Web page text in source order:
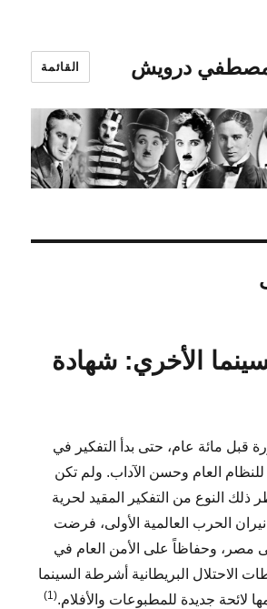
مصطفي درويش القائمة
الأخري: شهادة
قبل مائة عام، حتى بدأ التفكير في
للنظام العام وحسن الآداب. ولم تكن
النوع من التفكير المقيد لحرية
نيران الحرب العالمية الأولى، فرضت
مصر، وحفاظاً على الأمن العام في
البريطانية أشرطة السينما
لائحة جديدة للمطبوعات والأفلام.(1)